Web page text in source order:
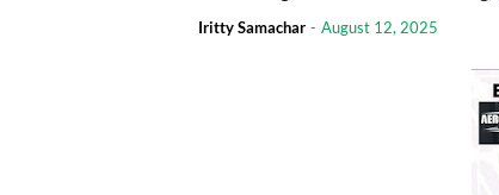
Iritty Samachar - August 12, 2025